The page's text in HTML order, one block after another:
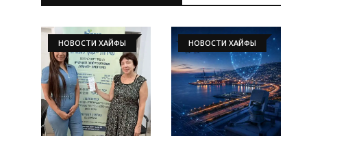
НОВОСТИ ХАЙФЫ НОВОСТИ ХАЙФЫ